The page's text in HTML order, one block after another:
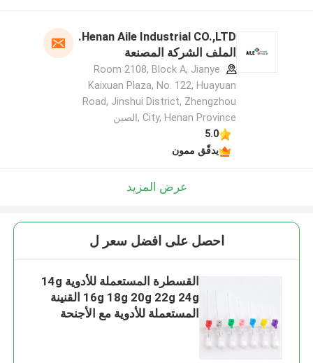
Henan Aile Industrial CO.,LTD.
الملف الشركة المصنعة
Room 2108, Block A, Jianye
Kaixuan Plaza, No. 122, Huayuan
Road, Jinshui District, Zhengzhou
City, Henan Province ,الصين
5.0
يدقّق ممون
عرض المزيد
احصل على افضل سعر ل
القسطرة المستعملة للأدوية 14g
16g 18g 20g 22g 24g القنينة
المستعملة للأدوية مع الأجنحة